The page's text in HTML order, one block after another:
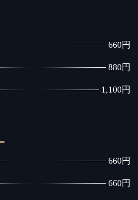
660円
880円
1,100円
660円
660円